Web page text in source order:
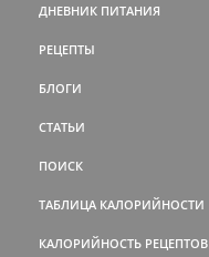
ДНЕВНИК ПИТАНИЯ
РЕЦЕПТЫ
БЛОГИ
СТАТЬИ
ПОИСК
ТАБЛИЦА КАЛОРИЙНОСТИ
КАЛОРИЙНОСТЬ РЕЦЕПТОВ